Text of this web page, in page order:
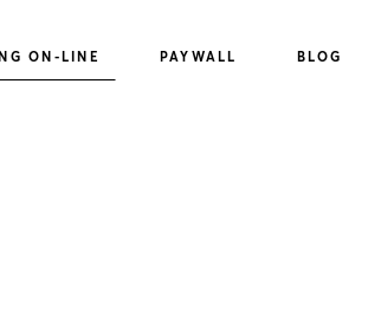
ON-LINE PAYWALL BLOG